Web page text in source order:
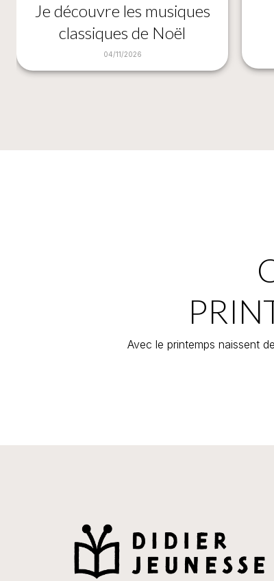
Je découvre les musiques
classiques de Noël
04/11/2026
Avec le printemps naissent